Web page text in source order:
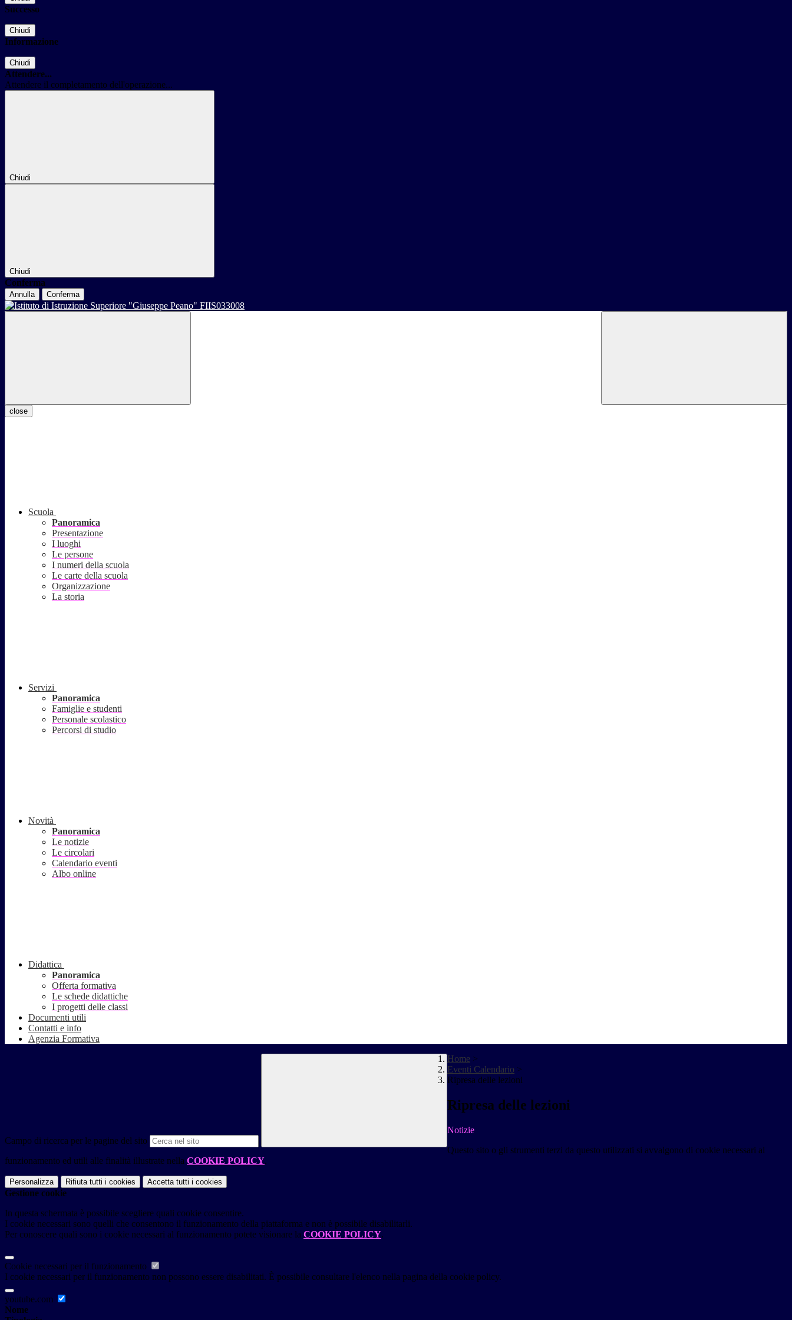
Successo
Chiudi
Informazione
Chiudi
Attendere...
Attendere il completamento dell'operazione...
Chiudi
Chiudi
Conferma
Annulla Conferma
close
Scuola
Panoramica
Presentazione
I luoghi
Le persone
I numeri della scuola
Le carte della scuola
Organizzazione
La storia
Servizi
Panoramica
Famiglie e studenti
Personale scolastico
Percorsi di studio
Novità
Panoramica
Le notizie
Le circolari
Calendario eventi
Albo online
Didattica
Panoramica
Offerta formativa
Le schede didattiche
I progetti delle classi
Documenti utili
Contatti e info
Agenzia Formativa
Campo di ricerca per le pagine del sito
Home >
Eventi Calendario >
Ripresa delle lezioni
Ripresa delle lezioni
Notizie
Questo sito o gli strumenti terzi da questo utilizzati si avvalgono di cookie necessari al
funzionamento ed utili alle finalità illustrate nella COOKIE POLICY.
Personalizza Rifiuta tutti i cookies Accetta tutti i cookies
Gestione cookie
In questa schermata è possibile scegliere quali cookie consentire.
I cookie necessari sono quelli che consentono il funzionamento della piattaforma e non è possibile disabilitarli.
Per conoscere quali sono i cookie necessari al funzionamento potete visionare la COOKIE POLICY.
Cookie necessari per il funzionamento
I cookie necessari per il funzionamento non possono essere disabilitati. È possibile consultare l'elenco nella pagina della cookie policy.
youtube.com
Nome